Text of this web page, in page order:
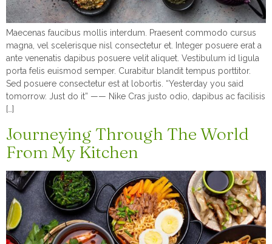
Maecenas faucibus mollis interdum. Praesent commodo cursus
magna, vel scelerisque nisl consectetur et. Integer posuere erat a
ante venenatis dapibus posuere velit aliquet. Vestibulum id ligula
porta felis euismod semper. Curabitur blandit tempus porttitor.
Sed posuere consectetur est at lobortis. “Yesterday you said
tomorrow. Just do it” —— Nike Cras justo odio, dapibus ac facilisis
[…]
Journeying Through The World
From My Kitchen